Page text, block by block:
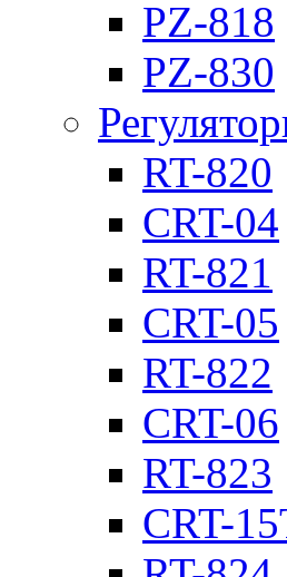
PZ-818
PZ-830
RT-820
CRT-04
RT-821
CRT-05
RT-822
CRT-06
RT-823
CRT-